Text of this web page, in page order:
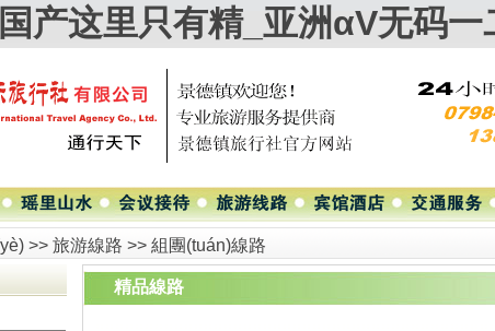
产这里只有精_亚洲αV无码
>> 旅游線路 >> 組團(tuán)線路
精品線路